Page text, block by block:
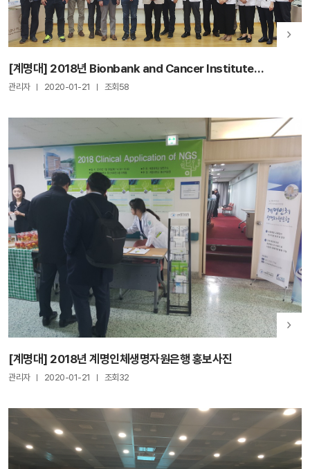
[계명대] 2018년 Bionbank and Cancer Institute
International Symposium
관리자 2020-01-21 조회58
[계명대] 2018년 계명인체생명자원은행 홍보사진
관리자 2020-01-21 조회32